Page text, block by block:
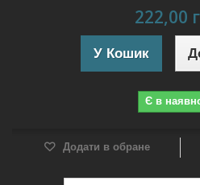
222,00
У Кошик
Є в
Додати в обране